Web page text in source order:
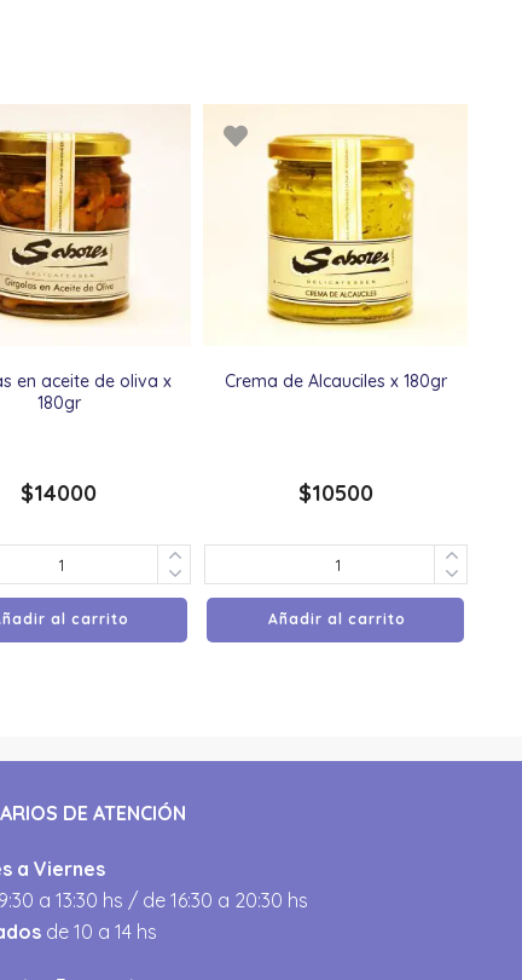
en aceite de oliva x
180gr
$14000
al carrito
Crema de Alcauciles x 180gr
$10500
Añadir al carrito
DE ATENCIÓN
a Viernes
a 13:30 hs / de 16:30 a 20:30 hs
de 10 a 14 hs